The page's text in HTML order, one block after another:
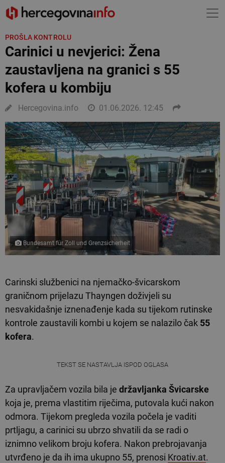
PROŠLA KONTROLU
Carinici u nevjerici: Žena
zaustavljena na granici s 55
kofera u kombiju
Hercegovina.info 01.06.2026. 12:45
Bundesamt für Zoll und Grenzsicherheit
Carinski službenici na njemačko-švicarskom
graničnom prijelazu Thayngen doživjeli su
nesvakidašnje iznenađenje kada su tijekom rutinske
kontrole zaustavili kombi u kojem se nalazilo čak 55
kofera.
TEKST SE NASTAVLJA ISPOD OGLASA
Za upravljačem vozila bila je državljanka Švicarske
koja je, prema vlastitim riječima, putovala kući nakon
odmora. Tijekom pregleda vozila počela je vaditi
prtljagu, a carinici su ubrzo shvatili da se radi o
iznimno velikom broju kofera. Nakon prebrojavanja
utvrđeno je da ih ima ukupno 55, prenosi Kroativ.at.